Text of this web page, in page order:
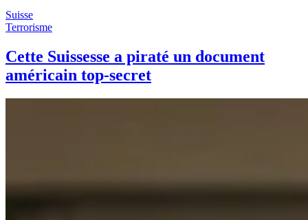
Suisse
Terrorisme
Cette Suissesse a piraté un document
américain top-secret